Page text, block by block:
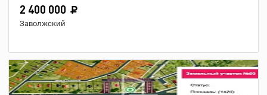
2 400 000
Заволжский